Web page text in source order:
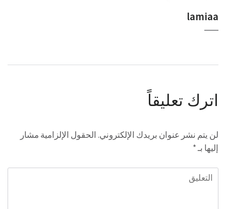
lamiaa
اترك تعليقاً
لن يتم نشر عنوان بريدك الإلكتروني. الحقول الإلزامية مشار
إليها بـ*
التعليق